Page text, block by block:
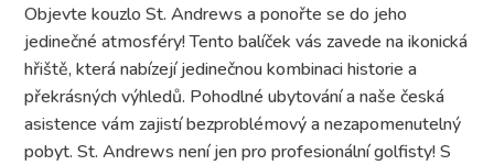
Objevte kouzlo St. Andrews a ponořte se do jeho
jedinečné atmosféry! Tento balíček vás zavede na ikonická
hřiště, která nabízejí jedinečnou kombinaci historie a
překrásných výhledů. Pohodlné ubytování a naše česká
asistence vám zajistí bezproblémový a nezapomenutelný
pobyt. St. Andrews není jen pro profesionální golfisty! S